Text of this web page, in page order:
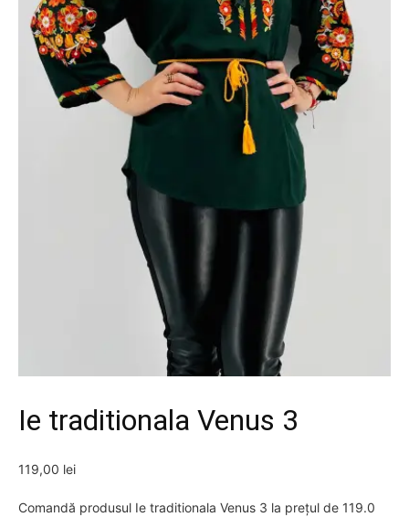
Ie traditionala Venus 3
119,00 lei
Comandă produsul Ie traditionala Venus 3 la prețul de 119.0